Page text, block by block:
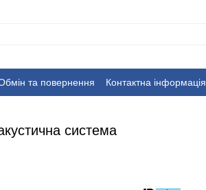
та повернення Контактна інформація
система